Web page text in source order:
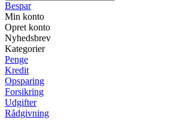
Bespar
Min konto
Opret konto
Nyhedsbrev
Kategorier
Penge
Kredit
Opsparing
Forsikring
Udgifter
Rådgivning